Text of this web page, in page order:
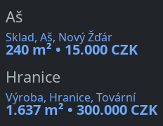
Aš
Sklad, Aš, Nový Žďár
240 m² • 15.000 CZK
Hranice
Výroba, Hranice, Tovární
1.637 m² • 300.000 CZK